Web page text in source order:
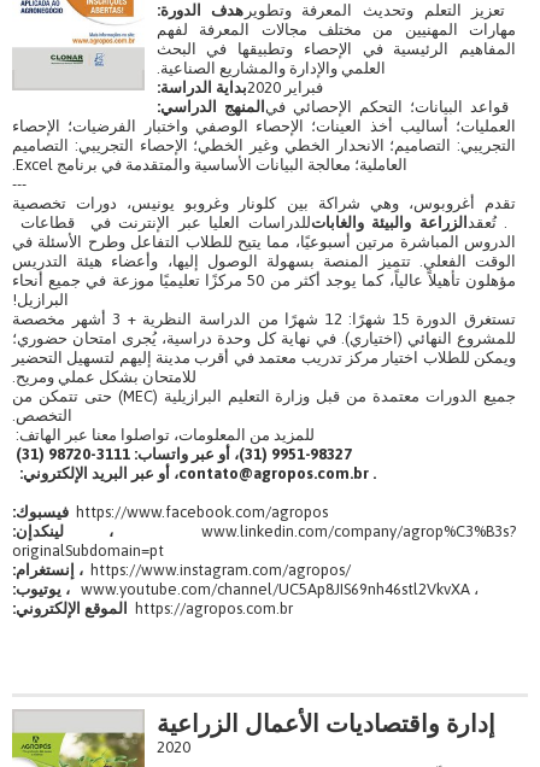
هدف الدورة: تعزيز التعلم وتحديث المعرفة وتطوير
مهارات المهنيين من مختلف مجالات المعرفة لفهم
المفاهيم الرئيسية في الإحصاء وتطبيقها في البحث
العلمي والإدارة والمشاريع الصناعية.
بداية الدراسة:
فبراير 2020
المنهج الدراسي: قواعد البيانات؛ التحكم الإحصائي في
العمليات؛ أساليب أخذ العينات؛ الإحصاء الوصفي واختبار الفرضيات؛ الإحصاء
التجريبي: التصاميم؛ الانحدار الخطي وغير الخطي؛ الإحصاء التجريبي: التصاميم
العاملية؛ معالجة البيانات الأساسية والمتقدمة في برنامج Excel.
---
تقدم أغروبوس، وهي شراكة بين كلونار وغروبو يونيس، دورات تخصصية
للدراسات العليا عبر الإنترنت في قطاعاتالزراعة والبيئة والغابات . تُعقد
الدروس المباشرة مرتين أسبوعيًا، مما يتيح للطلاب التفاعل وطرح الأسئلة في
الوقت الفعلي. تتميز المنصة بسهولة الوصول إليها، وأعضاء هيئة التدريس
مؤهلون تأهيلاً عالياً، كما يوجد أكثر من 50 مركزًا تعليميًا موزعة في جميع أنحاء
البرازيل!
تستغرق الدورة 15 شهرًا: 12 شهرًا من الدراسة النظرية + 3 أشهر مخصصة
للمشروع النهائي (اختياري). في نهاية كل وحدة دراسية، يُجرى امتحان حضوري؛
ويمكن للطلاب اختيار مركز تدريب معتمد في أقرب مدينة إليهم لتسهيل التحضير
للامتحان بشكل عملي ومريح.
جميع الدورات معتمدة من قبل وزارة التعليم البرازيلية (MEC) حتى تتمكن من
التخصص.
للمزيد من المعلومات، تواصلوا معنا عبر الهاتف:
9951-98327 (31)، أو عبر واتساب: 3111-98720 (31)
، أو عبر البريد الإلكتروني:contato@agropos.com.br .
فيسبوك: https://www.facebook.com/agropos
، لينكدإن:www.linkedin.com/company/agrop%C3%B3s?
originalSubdomain=pt
، إنستغرام: https://www.instagram.com/agropos/
، يوتيوب: www.youtube.com/channel/UC5Ap8JIS69nh46stl2VkvXA ،
الموقع الإلكتروني:
https://agropos.com.br
إدارة واقتصاديات الأعمال الزراعية
2020